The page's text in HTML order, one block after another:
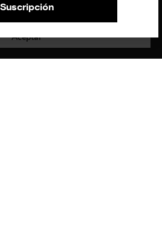
Suscripción
qué cookies utilizamos o
.
Aceptar